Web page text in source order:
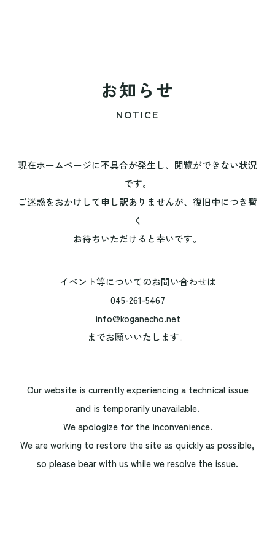
お知らせ
NOTICE
現在ホームページに不具合が発生し、閲覧ができない状況
です。
ご迷惑をおかけして申し訳ありませんが、復旧中につき暫
く
お待ちいただけると幸いです。
イベント等についてのお問い合わせは
045-261-5467
info@koganecho.net
までお願いいたします。
Our website is currently experiencing a technical issue
and is temporarily unavailable.
We apologize for the inconvenience.
We are working to restore the site as quickly as possible,
so please bear with us while we resolve the issue.